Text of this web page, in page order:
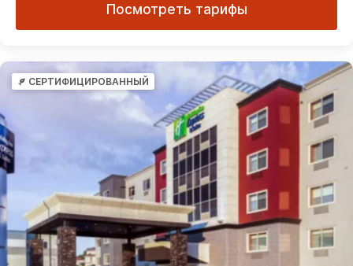
Посмотреть тарифы
СЕРТИФИЦИРОВАННЫЙ